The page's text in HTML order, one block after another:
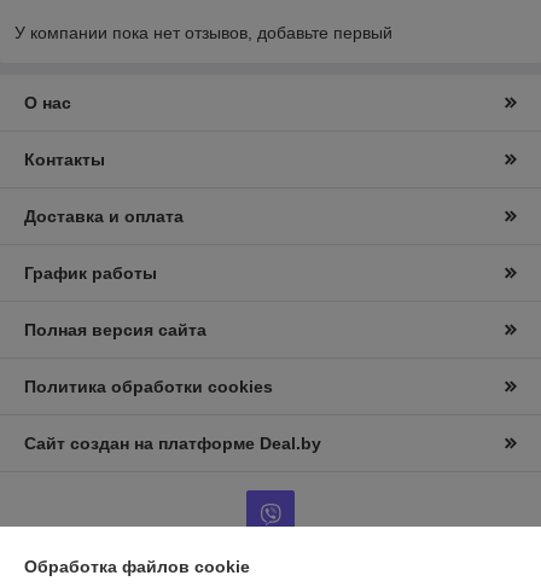
У компании пока нет отзывов, добавьте первый
О нас
Контакты
Доставка и оплата
График работы
Полная версия сайта
Политика обработки cookies
Сайт создан на платформе Deal.by
Обработка файлов cookie